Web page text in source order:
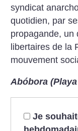
syndicat
quotidien, par
propagande, un
libertaires de la
mouvement
Abóbora
Je